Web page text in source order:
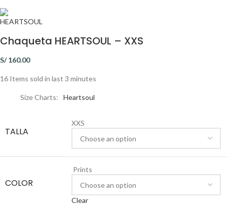
Chaqueta HEARTSOUL – XXS
S/160.00
16 Items sold in last 3 minutes
Size Charts Heartsoul
TALLA
XXS
COLOR
Prints
Clear